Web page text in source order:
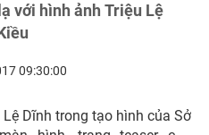
với hình ảnh Triệu Lệ
09:30:00
Dĩnh trong tạo hình của Sở